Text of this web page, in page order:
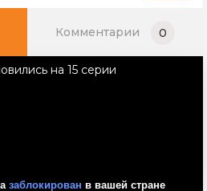
Комментарии 0
на 15 серии